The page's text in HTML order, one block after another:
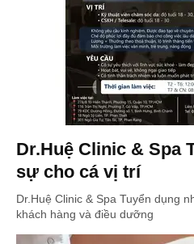
Dr.Huệ Clinic & Spa
sự cho cá vị trí
Dr.Huệ Clinic & Spa Tuyển dụng
khách hàng và điều dưỡng